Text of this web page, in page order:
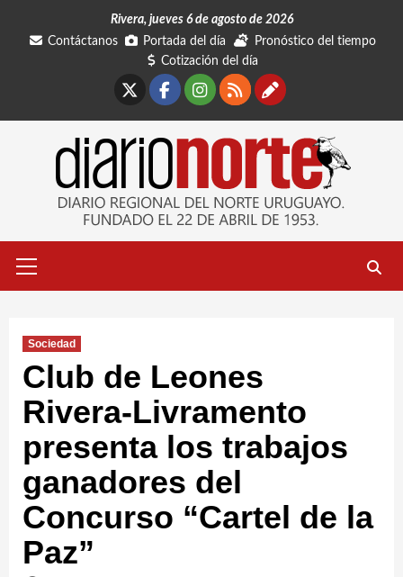
Rivera, jueves 6 de agosto de 2026
Contáctanos
Portada del día
Pronóstico del tiempo
Cotización del día
Facebook
Instagram
RSSContáctanos
primario
Sociedad
Club de Leones
Rivera-Livramento
presenta los trabajos
ganadores del
Concurso “Cartel de la
Paz”